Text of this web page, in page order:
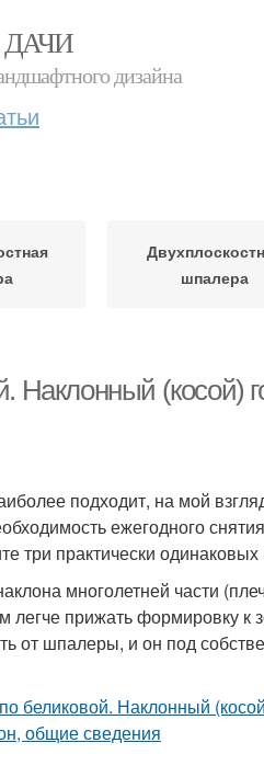
дизайна
шпалера
Наклонный (косой)
подходит, на мой
ежегодного
три практически одинаковых
многолетней части
легче прижать формировку к
от шпалеры, и он под